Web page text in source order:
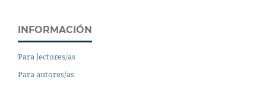
INFORMACIÓN
Para lectores/as
Para autores/as